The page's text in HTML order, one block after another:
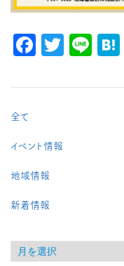
全て
イベント情報
地域情報
新着情報